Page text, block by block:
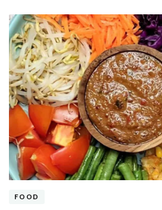
FOOD